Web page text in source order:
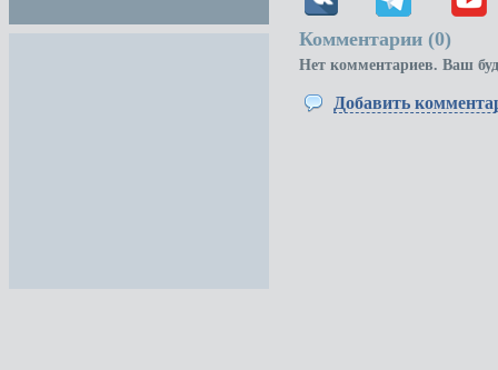
Комментарии (0)
Нет комментариев. Ваш
Добавить